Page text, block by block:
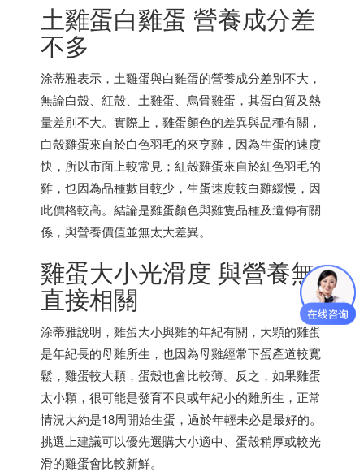
土雞蛋白雞蛋 營養成分差
不多
涂蒂雅表示，土雞蛋與白雞蛋的營養成分差別不大，
無論白殼、紅殼、土雞蛋、烏骨雞蛋，其蛋白質及熱
量差別不大。實際上，雞蛋顏色的差異與品種有關，
白殼雞蛋來自於白色羽毛的來亨雞，因為生蛋的速度
快，所以市面上較常見；紅殼雞蛋來自於紅色羽毛的
雞，也因為品種數目較少，生蛋速度較白雞緩慢，因
此價格較高。結論是雞蛋顏色與雞隻品種及遺傳有關
係，與營養價值並無太大差異。
雞蛋大小光滑度 與營養無
直接相關
涂蒂雅說明，雞蛋大小與雞的年紀有關，大顆的雞蛋
是年紀長的母雞所生，也因為母雞經常下蛋產道較寬
鬆，雞蛋較大顆，蛋殼也會比較薄。反之，如果雞蛋
太小顆，很可能是發育不良或年紀小的雞所生，正常
情況大約是18周開始生蛋，過於年輕未必是最好的。
挑選上建議可以優先選購大小適中、蛋殼稍厚或較光
滑的雞蛋會比較新鮮。